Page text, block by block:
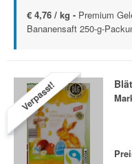
€ 4,76 / kg - Premium
Bananensaft 250-g-
Verpasst!